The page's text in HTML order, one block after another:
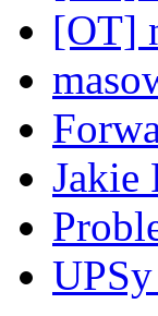
[OT]
Jakie
UPSy